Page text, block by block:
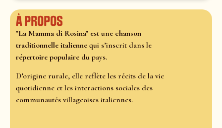
À propos
"La Mamma di Rosina" est une chanson
traditionnelle italienne qui s’inscrit dans le
répertoire populaire du pays.
D’origine rurale, elle reflète les récits de la vie
quotidienne et les interactions sociales des
communautés villageoises italiennes.